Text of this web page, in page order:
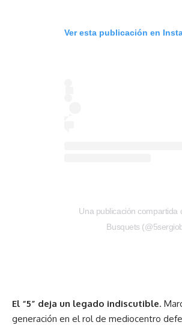
Ver esta publicación en
Una publicación compartida
Busquets
El “5” deja un legado indiscutible.
generación en el rol de mediocentro